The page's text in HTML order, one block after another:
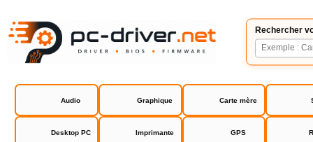
Rechercher
Audio Graphique Carte mère
Desktop PC Imprimante GPS